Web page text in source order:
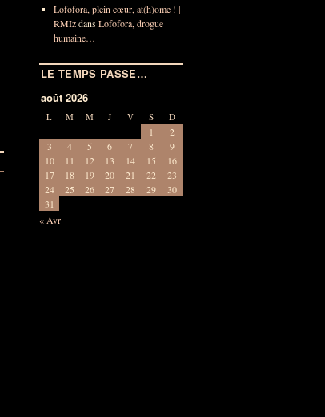
Lofofora, plein cœur, at(h)ome ! |
RMIzdansLofofora, drogue
humaine…
LE TEMPS PASSE…
août 2026
L M M J V S D
« Avr
1
2
3
4 5 6 7 8
9
10
11 12 13 14 15
16
17
18 19 20 21 22
23
24
25 26 27 28 29
30
31